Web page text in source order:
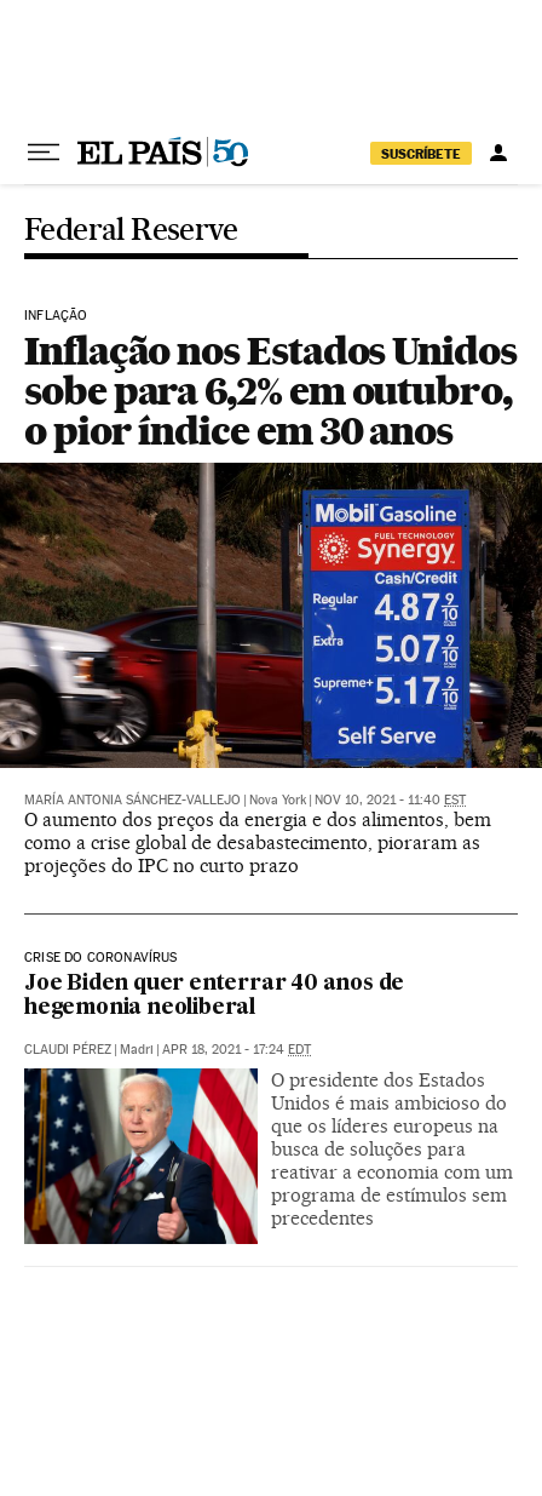
SUSCRÍBETE
Federal Reserve
INFLAÇÃO
Inflação nos Estados Unidos
sobe para 6,2% em outubro,
o pior índice em 30 anos
MARÍA ANTONIA SÁNCHEZ-VALLEJO Nova York NOV 10, 2021 - 11:40 EST
O aumento dos preços da energia e dos alimentos, bem
como a crise global de desabastecimento, pioraram as
projeções do IPC no curto prazo
CRISE DO CORONAVÍRUS
Joe Biden quer enterrar 40 anos de
hegemonia neoliberal
CLAUDI PÉREZ Madri APR 18, 2021 - 17:24 EDT
O presidente dos Estados
Unidos é mais ambicioso do
que os líderes europeus na
busca de soluções para
reativar a economia com um
programa de estímulos sem
precedentes